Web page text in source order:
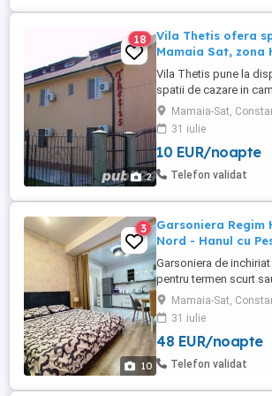
2
18
Vila Thetis ofera
Mamaia Sat, zona
Vila Thetis pune la
spatii de cazare in
apartamente pentru
extarasezon, la preturi
suprafata totala: 500
Mamaia-Sat,
31 iulie
10 EUR/noapte
Telefon validat
10
3
Garsoniera Regim
Nord - Hanul cu
Garsoniera de
pentru termen scurt
termica proprie pe
cuptor cu microunde,
cuptor electric, plita
hota, etc. Retul difera
perioada.
Mamaia-Sat,
31 iulie
48 EUR/noapte
Telefon validat